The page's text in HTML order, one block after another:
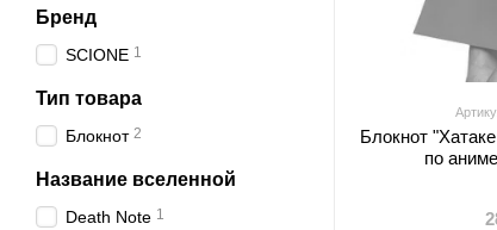
Блокнот
по
Бренд
SCIONE 1
Тип товара
Блокнот 2
Название вселенной
Death Note 1